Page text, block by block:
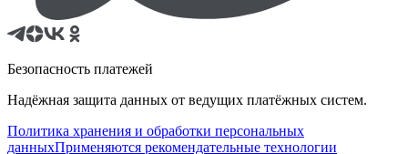
Безопасность платежей
Надёжная защита данных от ведущих платёжных систем.
Политика хранения и обработки персональных
данныхПрименяются рекомендательные технологии